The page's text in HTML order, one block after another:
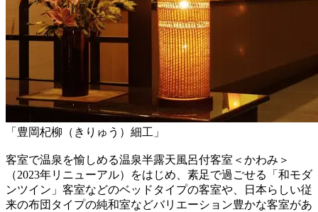
「豊岡杞柳（きりゅう）細工」
客室で温泉を愉しめる温泉半露天風呂付客室＜かわみ＞
（2023年リニューアル）をはじめ、素足で過ごせる「和モダ
ンツイン」客室などのベッドタイプの客室や、日本らしい従
来の布団タイプの純和室などバリエーション豊かな客室があ